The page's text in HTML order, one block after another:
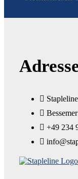
+49 234